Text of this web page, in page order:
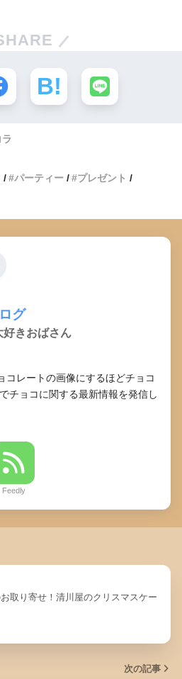
パーティー
プレゼント
グ
好きおばさん
コレートの画像にするほどチョコ
チョコに関する最新情報を発信し
Feedly
取り寄せ！清川屋のクリスマスケー
次の記事